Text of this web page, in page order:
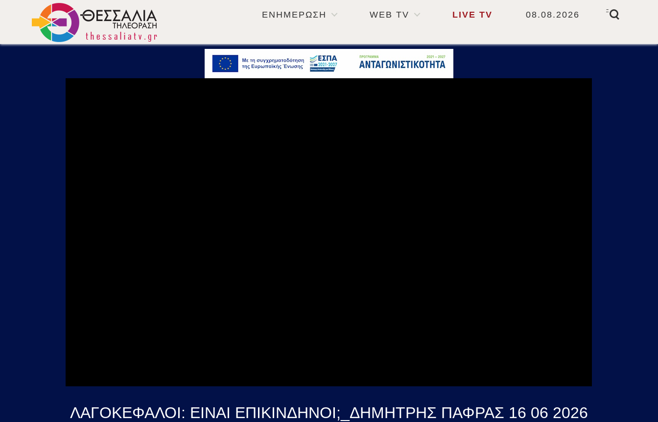
ΕΝΗΜΕΡΩΣΗ WEB TV LIVE TV 08.08.2026
-
ΛΑΓΟΚΕΦΑΛΟΙ: ΕΙΝΑΙ ΕΠΙΚΙΝΔΗΝΟΙ;_ΔΗΜΗΤΡΗΣ ΠΑΦΡΑΣ 16 06 2026